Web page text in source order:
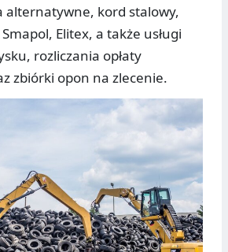
alternatywne, kord stalowy,
Elitex, a także usługi
rozliczania opłaty
zbiórki opon na zlecenie.